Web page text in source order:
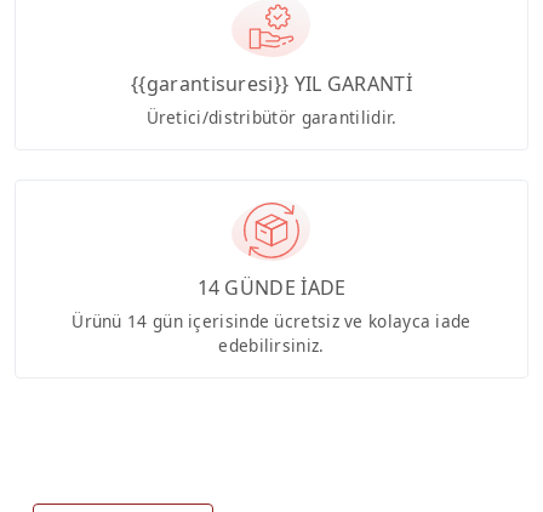
{{garantisuresi}} YIL GARANTİ
Üretici/distribütör garantilidir.
14 GÜNDE İADE
Ürünü 14 gün içerisinde ücretsiz ve kolayca iade
edebilirsiniz.